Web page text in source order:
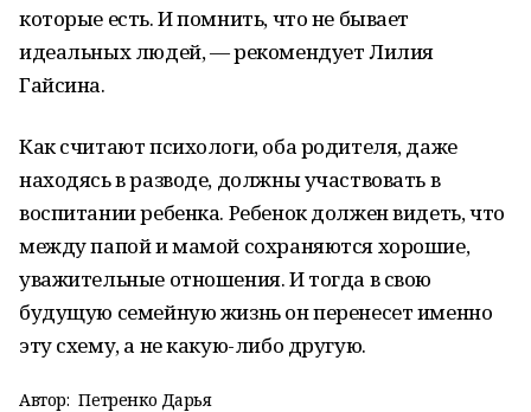
которые есть. И помнить, что не бывает
идеальных людей, — рекомендует Лилия
Гайсина.
Как считают психологи, оба родителя, даже
находясь в разводе, должны участвовать в
воспитании ребенка. Ребенок должен видеть, что
между папой и мамой сохраняются хорошие,
уважительные отношения. И тогда в свою
будущую семейную жизнь он перенесет именно
эту схему, а не какую-либо другую.
Автор: Петренко Дарья